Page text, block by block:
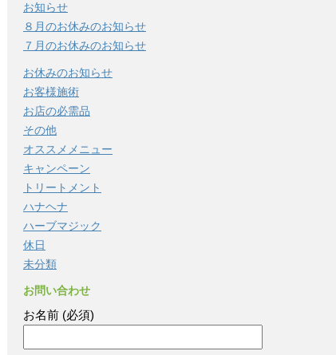
お知らせ
８月のお休みのお知らせ
７月のお休みのお知らせ
お休みのお知らせ
お客様施術
お店の必需品
その他
オススメメニュー
キャンペーン
トリートメント
ハナヘナ
ハーブマジック
休日
未分類
お問い合わせ
お名前 (必須)